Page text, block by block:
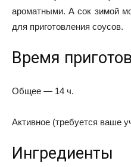
ароматными. А сок зимой
для приготовления соусов.
Время
Общее — 14 ч.
Активное (требуется ваше
Ингредиенты